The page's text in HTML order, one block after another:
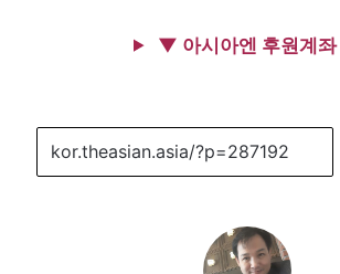
▼ 아시아엔 후원계